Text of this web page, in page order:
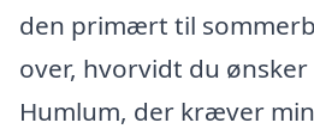
den primært til
over, hvorvidt du
Humlum, der kræver